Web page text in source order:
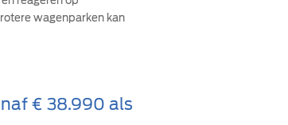
wagenparken kan
€ 38.990 als